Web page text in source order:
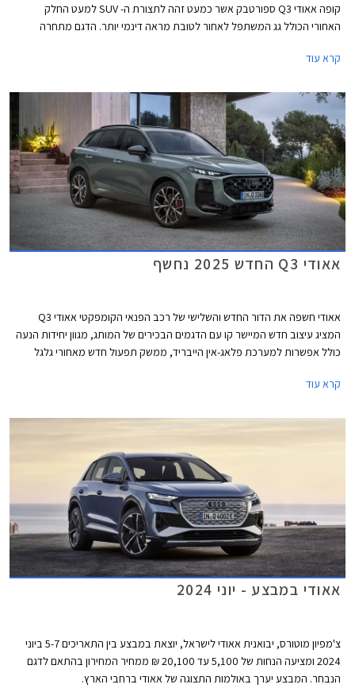
קופה אאודי Q3 ספורטבק אשר כמעט זהה לתצורת ה- SUV למעט החלק
האחורי הכולל גג המשתפל לאחור לטובת מראה דינמי יותר. הדגם מתחרה
עם טווח נסיעה חשמלי של עד 118 ק"מ.
קרא עוד
אאודי Q3 החדש 2025 נחשף
אאודי חשפה את הדור החדש והשלישי של רכב הפנאי הקומפקטי אאודי Q3
המציג עיצוב חדש המיישר קו עם הדגמים הבכירים של המותג, מגוון יחידות הנעה
כולל אפשרות למערכת פלאג-אין הייבריד, ממשק תפעול חדש מאחורי גלגל
במרצדס GLA ובב.מ.וו X1.
קרא עוד
אאודי במבצע - יוני 2024
צ'מפיון מוטורס, יבואנית אאודי לישראל, יוצאת במבצע בין התאריכים 5-7 ביוני
2024 ומציעה הנחות של 5,100 עד 20,100 ₪ ממחיר המחירון בהתאם לדגם
הנבחר. המבצע יערך באולמות התצוגה של אאודי ברחבי הארץ.